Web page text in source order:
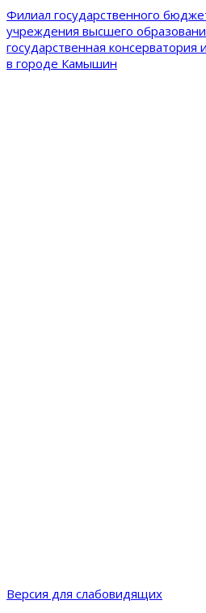
Филиал государственного
учреждения высшего
государственная
в городе Камышин
Версия для слабовидящих